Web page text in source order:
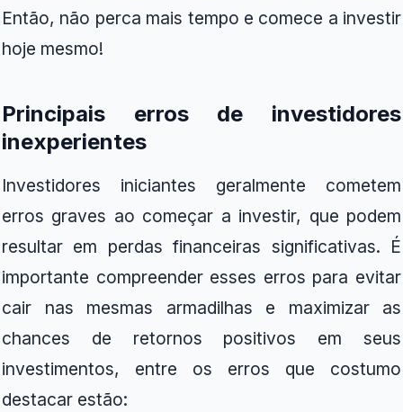
Então, não perca mais tempo e comece a investir
hoje mesmo!
Principais erros de investidores
inexperientes
Investidores iniciantes geralmente cometem
erros graves ao começar a investir, que podem
resultar em perdas financeiras significativas. É
importante compreender esses erros para evitar
cair nas mesmas armadilhas e maximizar as
chances de retornos positivos em seus
investimentos, entre os erros que costumo
destacar estão: